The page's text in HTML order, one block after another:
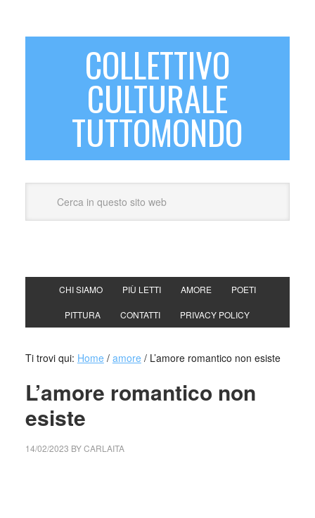
COLLETTIVO
CULTURALE
TUTTOMONDO
CHI SIAMO PIÙ LETTI AMORE POETI
PITTURA CONTATTI PRIVACY POLICY
Ti trovi qui: Home / amore /L’amore romantico non esiste
L’amore romantico non
esiste
14/02/2023 BYCARLAITA